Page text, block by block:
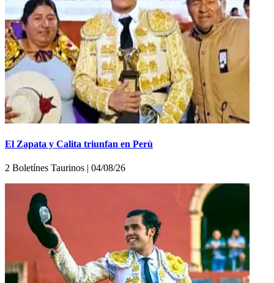
El Zapata y Calita triunfan en Perù
2 Boletínes Taurinos | 04/08/26